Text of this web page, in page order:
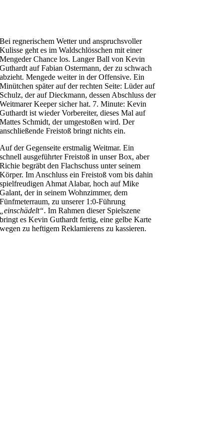
Bei regnerischem Wetter und anspruchsvoller
Kulisse geht es im Waldschlösschen mit einer
Mengeder Chance los. Langer Ball von Kevin
Guthardt auf Fabian Ostermann, der zu schwach
abzieht. Mengede weiter in der Offensive. Ein
Minütchen später auf der rechten Seite: Lüder auf
Schulz, der auf Dieckmann, dessen Abschluss der
Weitmarer Keeper sicher hat. 7. Minute: Kevin
Guthardt ist wieder Vorbereiter, dieses Mal auf
Mattes Schmidt, der umgestoßen wird. Der
anschließende Freistoß bringt nichts ein.
Auf der Gegenseite erstmalig Weitmar. Ein
schnell ausgeführter Freistoß in unser Box, aber
Richie begräbt den Flachschuss unter seinem
Körper. Im Anschluss ein Freistoß vom bis dahin
spielfreudigen Ahmat Alabar, hoch auf Mike
Galant, der in seinem Wohnzimmer, dem
Fünfmeterraum, zu unserer 1:0-Führung
„einschädelt“. Im Rahmen dieser Spielszene
bringt es Kevin Guthardt fertig, eine gelbe Karte
wegen zu heftigem Reklamierens zu kassieren.